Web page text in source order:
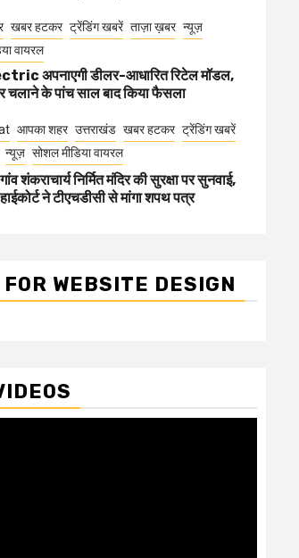
खबर हटकर ट्रेंडिंग खबरें ताज़ा ख़बर न्यूज़
वायरल
अपनाएगी डीलर-आधारित रिटेल मॉडल,
चलाने के पांच साल बाद किया फैसला
आपका शहर उत्तराखंड खबर हटकर ट्रेंडिंग खबरें
न्यूज़ सोशल मीडिया वायरल
शंकराचार्य निर्मित मंदिर की सुरक्षा पर सुनवाई,
हाईकोर्ट ने टीएचडीसी से मांगा शपथ पत्र
WEBSITE DESIGN